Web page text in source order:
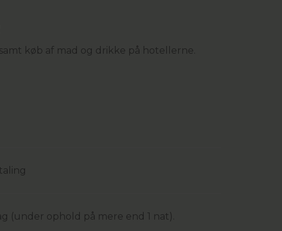
køb af mad og drikke på hotellerne.
(under ophold på mere end 1 nat).